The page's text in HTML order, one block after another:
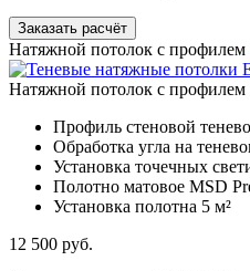
Заказать расчёт
Натяжной потолок с
Натяжной потолок с
Профиль стеновой
Обработка угла на
Установка точечных
Полотно матовое MSD
Установка полотна 5 м²
12 500 руб.